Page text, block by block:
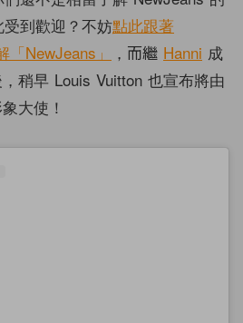
到歡迎？不妨點此跟著
NewJeans」
，而繼 Hanni 成
稍早 Louis Vuitton 也宣布將由
大使！